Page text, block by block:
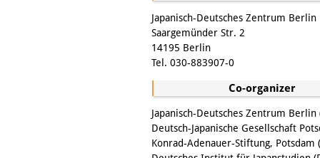
Japanisch-Deutsches Zentrum Berlin
Saargemünder Str. 2
14195 Berlin
Tel. 030-883907-0
Co-organizer
Japanisch-Deutsches Zentrum Berlin
Deutsch-Japanische Gesellschaft
Konrad-Adenauer-Stiftung, Potsdam